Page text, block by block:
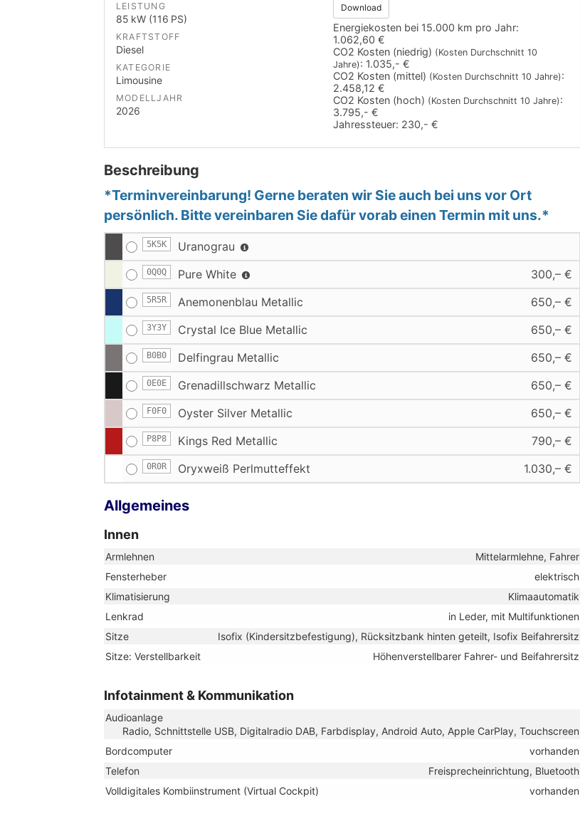
LEISTUNG
85 kW (116 PS)
KRAFTSTOFF
Diesel
KATEGORIE
Limousine
MODELLJAHR
2026
Download
Energiekosten bei 15.000 km pro Jahr:
1.062,60 €
CO2 Kosten (niedrig) (Kosten Durchschnitt 10
Jahre): 1.035,- €
CO2 Kosten (mittel) (Kosten Durchschnitt 10 Jahre):
2.458,12 €
CO2 Kosten (hoch) (Kosten Durchschnitt 10 Jahre):
3.795,- €
Jahressteuer: 230,- €
Beschreibung
*Terminvereinbarung! Gerne beraten wir Sie auch bei uns vor Ort
persönlich. Bitte vereinbaren Sie dafür vorab einen Termin mit uns.*
5K5K Uranograu
0Q0Q Pure White 300,– €
5R5R Anemonenblau Metallic 650,– €
3Y3Y Crystal Ice Blue Metallic 650,– €
B0B0 Delfingrau Metallic 650,– €
0E0E Grenadillschwarz Metallic 650,– €
F0F0 Oyster Silver Metallic 650,– €
P8P8 Kings Red Metallic 790,– €
0R0R Oryxweiß Perlmutteffekt 1.030,– €
Allgemeines
Innen
Armlehnen
Mittelarmlehne, Fahrer
Fensterheber
elektrisch
Klimatisierung
Klimaautomatik
Lenkrad
in Leder, mit Multifunktionen
Sitze
Isofix (Kindersitzbefestigung), Rücksitzbank hinten geteilt, Isofix Beifahrersitz
Sitze: Verstellbarkeit
Höhenverstellbarer Fahrer- und Beifahrersitz
Infotainment & Kommunikation
Audioanlage
Radio, Schnittstelle USB, Digitalradio DAB, Farbdisplay, Android Auto, Apple CarPlay, Touchscreen
Bordcomputer
vorhanden
Telefon
Freisprecheinrichtung, Bluetooth
Volldigitales Kombiinstrument (Virtual Cockpit)
vorhanden